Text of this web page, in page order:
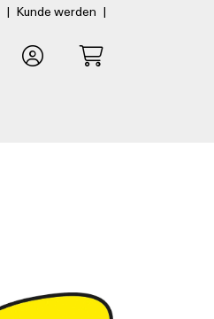
| Kunde werden |